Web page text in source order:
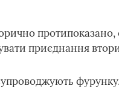
приєднання